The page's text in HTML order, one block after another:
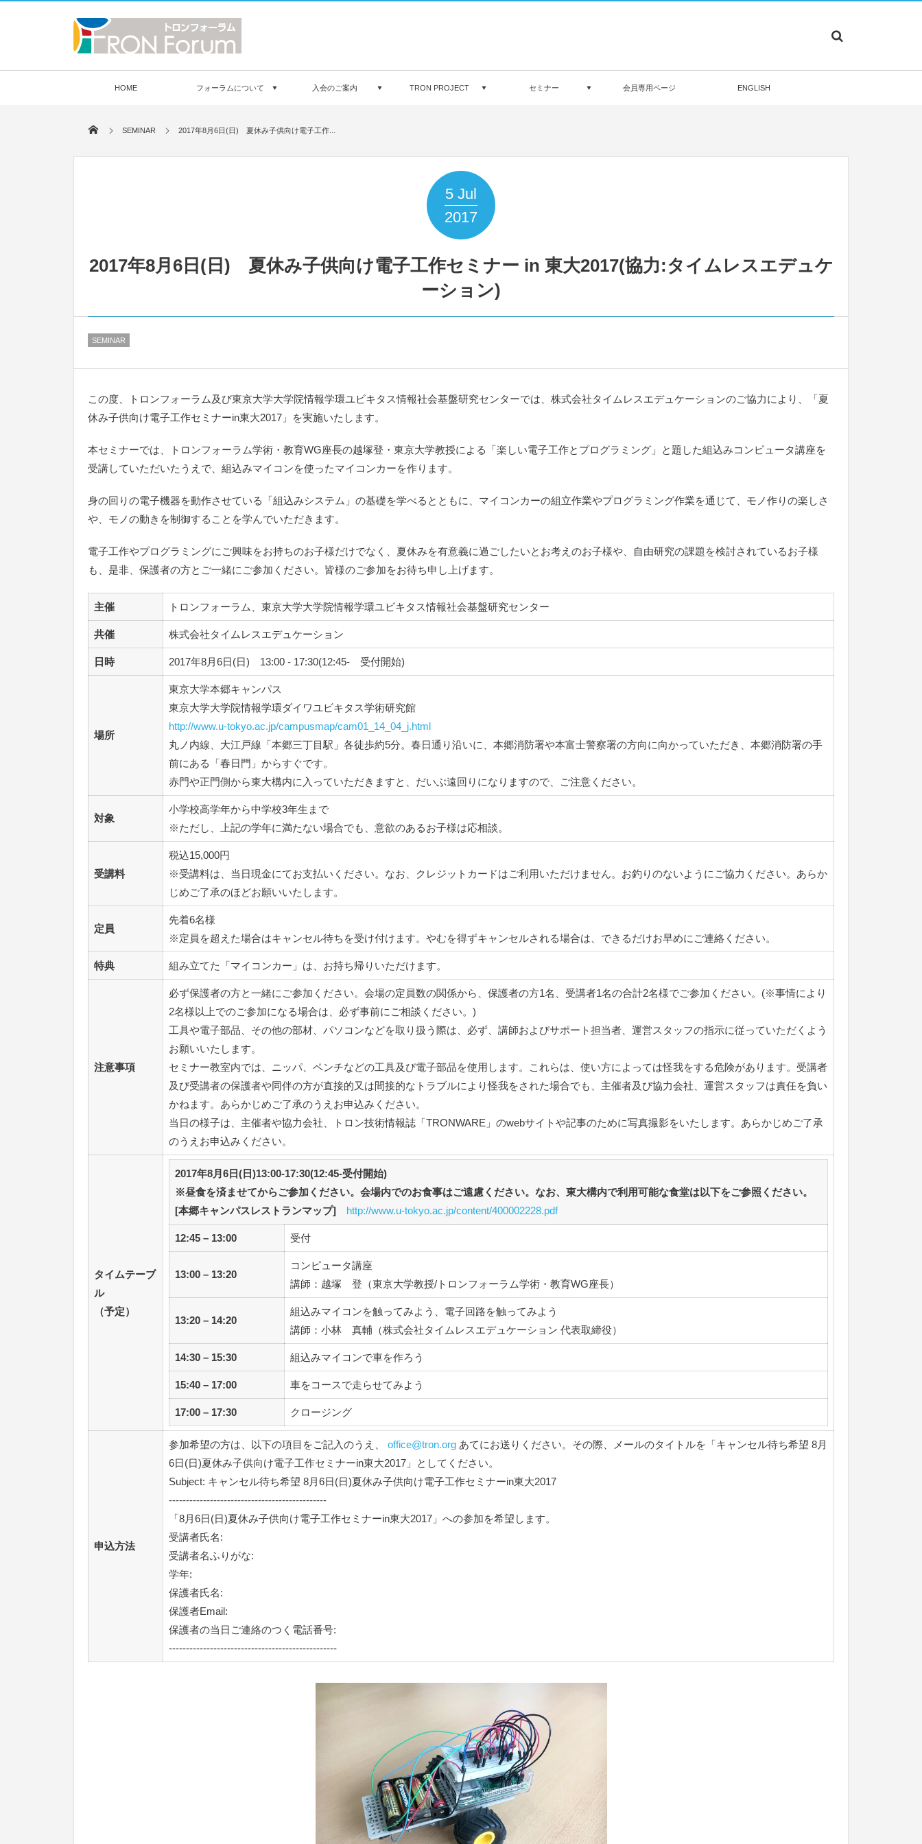
HOME フォーラムについて 入会のご案内 TRON PROJECT セミナー 会員専用ページ ENGLISH
SEMINAR 2017年8月6日(日) 夏休み子供向け電子工作...
5 Jul
2017
2017年8月6日(日) 夏休み子供向け電子工作セミナー in 東大2017(協力:タイムレスエデュケ
ーション)
SEMINAR
この度、トロンフォーラム及び東京大学大学院情報学環ユビキタス情報社会基盤研究センターでは、株式会社タイムレスエデュケーションのご協力により、「夏
休み子供向け電子工作セミナーin東大2017」を実施いたします。
本セミナーでは、トロンフォーラム学術・教育WG座長の越塚登・東京大学教授による「楽しい電子工作とプログラミング」と題した組込みコンピュータ講座を
受講していただいたうえで、組込みマイコンを使ったマイコンカーを作ります。
身の回りの電子機器を動作させている「組込みシステム」の基礎を学べるとともに、マイコンカーの組立作業やプログラミング作業を通じて、モノ作りの楽しさ
や、モノの動きを制御することを学んでいただきます。
電子工作やプログラミングにご興味をお持ちのお子様だけでなく、夏休みを有意義に過ごしたいとお考えのお子様や、自由研究の課題を検討されているお子様
も、是非、保護者の方とご一緒にご参加ください。皆様のご参加をお待ち申し上げます。
主催 トロンフォーラム、東京大学大学院情報学環ユビキタス情報社会基盤研究センター
共催 株式会社タイムレスエデュケーション
日時 2017年8月6日(日) 13:00 - 17:30(12:45- 受付開始)
場所
東京大学本郷キャンパス
東京大学大学院情報学環ダイワユビキタス学術研究館
http://www.u-tokyo.ac.jp/campusmap/cam01_14_04_j.html
丸ノ内線、大江戸線「本郷三丁目駅」各徒歩約5分。春日通り沿いに、本郷消防署や本富士警察署の方向に向かっていただき、本郷消防署の手
前にある「春日門」からすぐです。
赤門や正門側から東大構内に入っていただきますと、だいぶ遠回りになりますので、ご注意ください。
対象
小学校高学年から中学校3年生まで
※ただし、上記の学年に満たない場合でも、意欲のあるお子様は応相談。
受講料
税込15,000円
※受講料は、当日現金にてお支払いください。なお、クレジットカードはご利用いただけません。お釣りのないようにご協力ください。あらか
じめご了承のほどお願いいたします。
定員
先着6名様
※定員を超えた場合はキャンセル待ちを受け付けます。やむを得ずキャンセルされる場合は、できるだけお早めにご連絡ください。
特典 組み立てた「マイコンカー」は、お持ち帰りいただけます。
注意事項
必ず保護者の方と一緒にご参加ください。会場の定員数の関係から、保護者の方1名、受講者1名の合計2名様でご参加ください。(※事情により
2名様以上でのご参加になる場合は、必ず事前にご相談ください。)
工具や電子部品、その他の部材、パソコンなどを取り扱う際は、必ず、講師およびサポート担当者、運営スタッフの指示に従っていただくよう
お願いいたします。
セミナー教室内では、ニッパ、ペンチなどの工具及び電子部品を使用します。これらは、使い方によっては怪我をする危険があります。受講者
及び受講者の保護者や同伴の方が直接的又は間接的なトラブルにより怪我をされた場合でも、主催者及び協力会社、運営スタッフは責任を負い
かねます。あらかじめご了承のうえお申込みください。
当日の様子は、主催者や協力会社、トロン技術情報誌「TRONWARE」のwebサイトや記事のために写真撮影をいたします。あらかじめご了承
のうえお申込みください。
タイムテーブ
ル
（予定）
2017年8月6日(日)13:00-17:30(12:45-受付開始)
※昼食を済ませてからご参加ください。会場内でのお食事はご遠慮ください。なお、東大構内で利用可能な食堂は以下をご参照ください。
[本郷キャンパスレストランマップ] http://www.u-tokyo.ac.jp/content/400002228.pdf
12:45 – 13:00 受付
13:00 – 13:20
コンピュータ講座
講師：越塚 登（東京大学教授/トロンフォーラム学術・教育WG座長）
13:20 – 14:20
組込みマイコンを触ってみよう、電子回路を触ってみよう
講師：小林 真輔（株式会社タイムレスエデュケーション 代表取締役）
14:30 – 15:30 組込みマイコンで車を作ろう
15:40 – 17:00 車をコースで走らせてみよう
17:00 – 17:30 クロージング
申込方法
参加希望の方は、以下の項目をご記入のうえ、 office@tron.org あてにお送りください。その際、メールのタイトルを「キャンセル待ち希望 8月
6日(日)夏休み子供向け電子工作セミナーin東大2017」としてください。
Subject: キャンセル待ち希望 8月6日(日)夏休み子供向け電子工作セミナーin東大2017
----------------------------------------------
「8月6日(日)夏休み子供向け電子工作セミナーin東大2017」への参加を希望します。
受講者氏名:
受講者名ふりがな:
学年:
保護者氏名:
保護者Email:
保護者の当日ご連絡のつく電話番号:
-------------------------------------------------